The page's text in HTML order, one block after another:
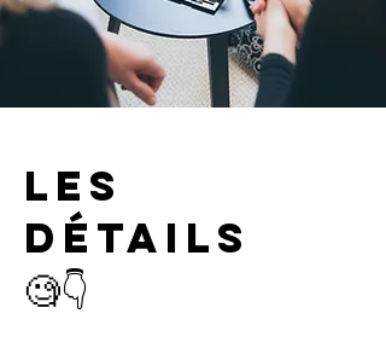
LES
DÉTAILS
🧐👇